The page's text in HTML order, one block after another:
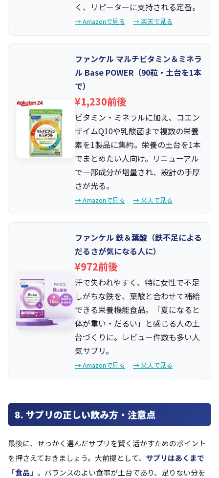
く、リピーターに支持される定番。
→ Amazonで見る → 楽天で見る
ファンケル マルチビタミン＆ミネラ
ル Base POWER（90粒・土台を1本
で）
¥1,230前後
ビタミン・ミネラルに加え、コエン
ザイムQ10や乳酸菌まで複数の栄養
素を1製品に集約。栄養の土台を1本
でまとめたい人向け。リニューアル
で一部成分が増量され、設計の手厚
さが光る。
→ Amazonで見る → 楽天で見る
ファンケル 鉄＆葉酸（鉄不足による
だるさが気になる人に）
¥972前後
汗で失われやすく、特に女性で不足
しがちな鉄を、葉酸と合わせて補給
できる栄養機能食品。「夏になると
体が重い・だるい」と感じる人の土
台づくりに。レビュー件数も多い人
気サプリ。
→ Amazonで見る → 楽天で見る
8. サプリの正しい飲み方・注意点
最後に、せっかく選んだサプリを賢く活かすためのポイント
を押さえておきましょう。大前提として、 サプリはあくまで
「食品」 。バランスのよい食事が土台であり、足りない分を